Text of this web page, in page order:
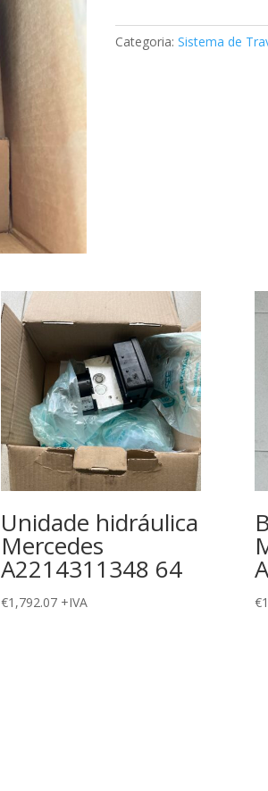
travão
Categoria:Sistema de
Unidade hidráulica
Mercedes
A2214311348 64
€1,792.07 +IVA €